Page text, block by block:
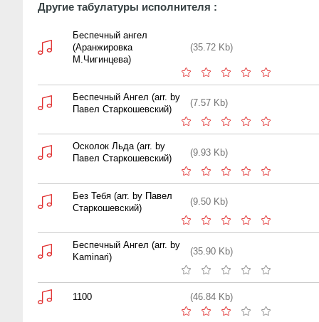
Другие табулатуры исполнителя :
Беспечный ангел
(Аранжировка
М.Чигинцева)
(35.72 Kb)
Беспечный Ангел (arr. by
Павел Старкошевский)
(7.57 Kb)
Осколок Льда (arr. by
Павел Старкошевский)
(9.93 Kb)
Без Тебя (arr. by Павел
Старкошевский)
(9.50 Kb)
Беспечный Ангел (arr. by
Kaminari)
(35.90 Kb)
1100 (46.84 Kb)